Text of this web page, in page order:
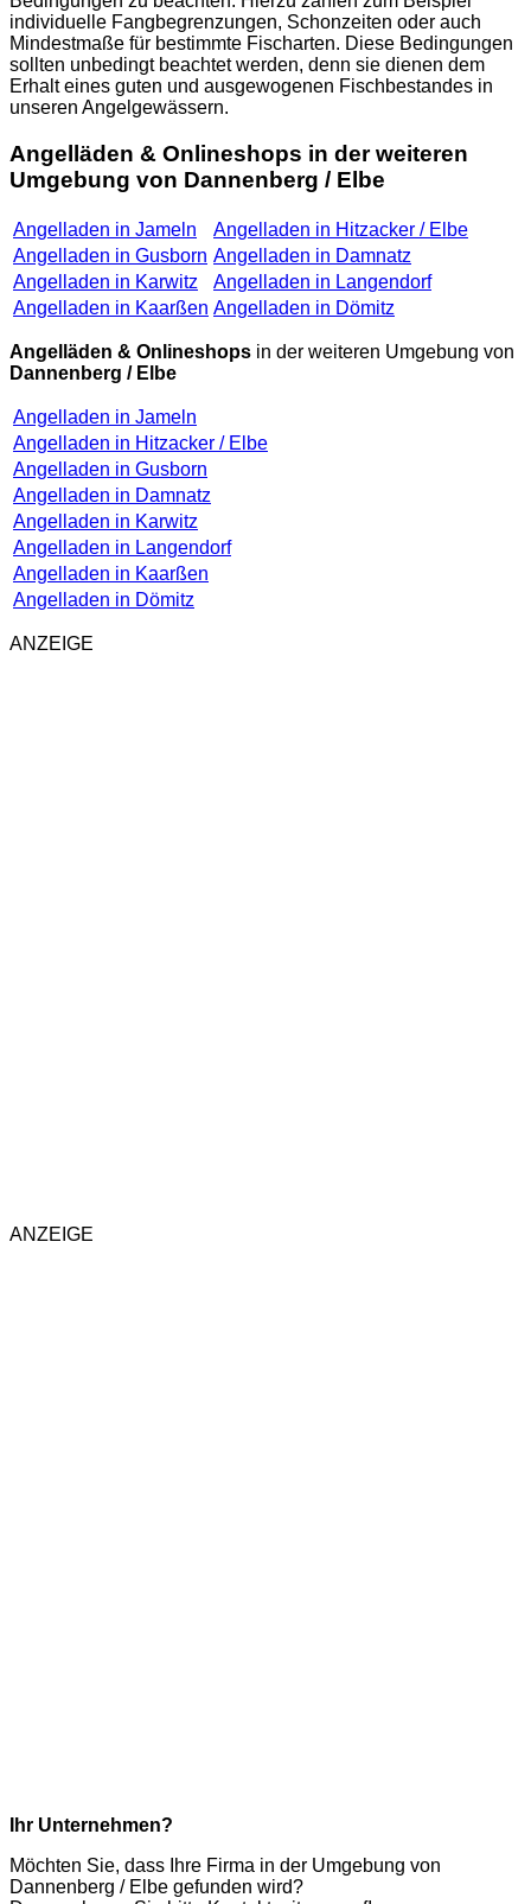
individuelle Fangbegrenzungen, Schonzeiten oder auch
Mindestmaße für bestimmte Fischarten. Diese Bedingungen
sollten unbedingt beachtet werden, denn sie dienen dem
Erhalt eines guten und ausgewogenen Fischbestandes in
unseren Angelgewässern.
Angelläden & Onlineshops in der weiteren
Umgebung von Dannenberg / Elbe
Angelladen in Jameln
Angelladen in Hitzacker / Elbe
Angelladen in Gusborn Angelladen in Damnatz
Angelladen in Karwitz
Angelladen in Langendorf
Angelladen in Kaarßen Angelladen in Dömitz
Angelläden & Onlineshops in der weiteren Umgebung von
Dannenberg / Elbe
Angelladen in Jameln
Angelladen in Hitzacker / Elbe
Angelladen in Gusborn
Angelladen in Damnatz
Angelladen in Karwitz
Angelladen in Langendorf
Angelladen in Kaarßen
Angelladen in Dömitz
ANZEIGE
ANZEIGE
Ihr Unternehmen?
Möchten Sie, dass Ihre Firma in der Umgebung von
Dannenberg / Elbe gefunden wird?